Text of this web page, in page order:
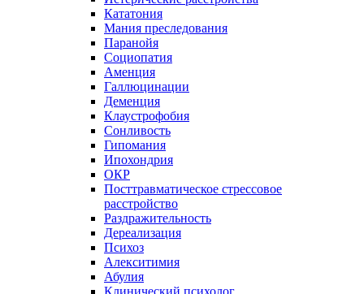
Кататония
Мания преследования
Паранойя
Социопатия
Аменция
Галлюцинации
Деменция
Клаустрофобия
Сонливость
Гипомания
Ипохондрия
ОКР
Посттравматическое стрессовое
расстройство
Раздражительность
Дереализация
Психоз
Алекситимия
Абулия
Клинический психолог